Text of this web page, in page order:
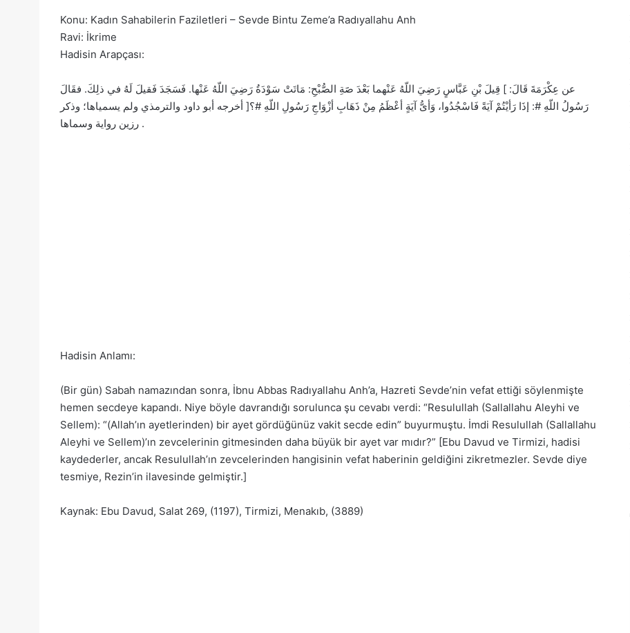
Konu: Kadın Sahabilerin Faziletleri – Sevde Bintu Zeme’a Radıyallahu Anh
Ravi: İkrime
Hadisin Arapçası:
عن عِكْرَمَةَ قَالَ: ] قِيلَ بْنِ عَبَّاسٍ رَضِيَ اللّهُ عَنْهما بَعْدَ صََةِ الصُّبْحِ: مَاتَتْ سَوْدَةُ رَضِيَ اللّهُ عَنْها. فَسَجَدَ فَقيلَ لَهُ في ذلِكَ. فقَالَ
رَسُولُ اللّهِ #: إذَا رَأيْتُمْ آيَةً فَاسْجُدُوا، وَأىُّ آيَةٍ أعْظَمُ مِنْ ذَهَابِ أزْوَاجِ رَسُولِ اللّهِ #؟[ أخرجه أبو داود والترمذي ولم يسمياها؛ وذكر
رزين رواية وسماها .
Hadisin Anlamı:
(Bir gün) Sabah namazından sonra, İbnu Abbas Radıyallahu Anh’a, Hazreti Sevde’nin vefat ettiği söylenmişte
hemen secdeye kapandı. Niye böyle davrandığı sorulunca şu cevabı verdi: “Resulullah (Sallallahu Aleyhi ve
Sellem): “(Allah’ın ayetlerinden) bir ayet gördüğünüz vakit secde edin” buyurmuştu. İmdi Resulullah (Sallallahu
Aleyhi ve Sellem)’ın zevcelerinin gitmesinden daha büyük bir ayet var mıdır?” [Ebu Davud ve Tirmizi, hadisi
kaydederler, ancak Resulullah’ın zevcelerinden hangisinin vefat haberinin geldiğini zikretmezler. Sevde diye
tesmiye, Rezin’in ilavesinde gelmiştir.]
Kaynak: Ebu Davud, Salat 269, (1197), Tirmizi, Menakıb, (3889)